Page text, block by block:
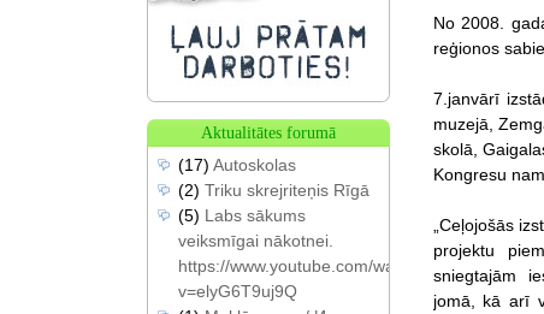
No 2008.
reģionos
7.janvārī
muzejā,
skolā,
Kongresu
„Ceļojošās
projektu
sniegtajām
jomā, kā arī
Aktualitātes forumā
(17) Autoskolas
(2) Triku skrejriteņis Rīgā
(5) Labs sākums
veiksmīgai nākotnei.
https://www.youtube.com/watch?
v=elyG6T9uj9Q